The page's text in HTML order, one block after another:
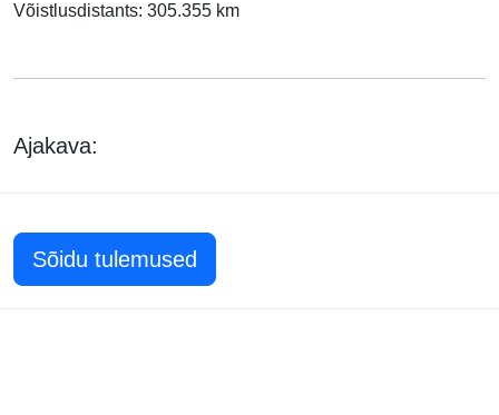
Võistlusdistants: 305.355 km
Ajakava:
Sõidu tulemused